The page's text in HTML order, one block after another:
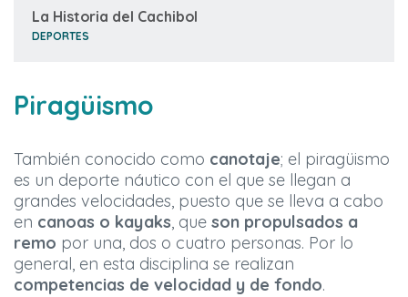
La Historia del Cachibol
DEPORTES
Piragüismo
También conocido como canotaje; el piragüismo
es un deporte náutico con el que se llegan a
grandes velocidades, puesto que se lleva a cabo
en canoas o kayaks, que son propulsados a
remo por una, dos o cuatro personas. Por lo
general, en esta disciplina se realizan
competencias de velocidad y de fondo.